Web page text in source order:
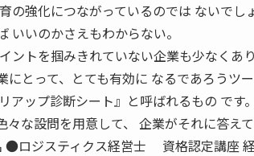
の強化につながっているのでは ないでし
いいのかさえもわからない。
ントを掴みきれていない企業も少なくあり
にとって、とても有効に なるであろうツ
アップ診断シート』と呼ばれるもの です。
々な設問を用意して、 企業がそれに答え
●ロジスティクス経営士 資格認定講座